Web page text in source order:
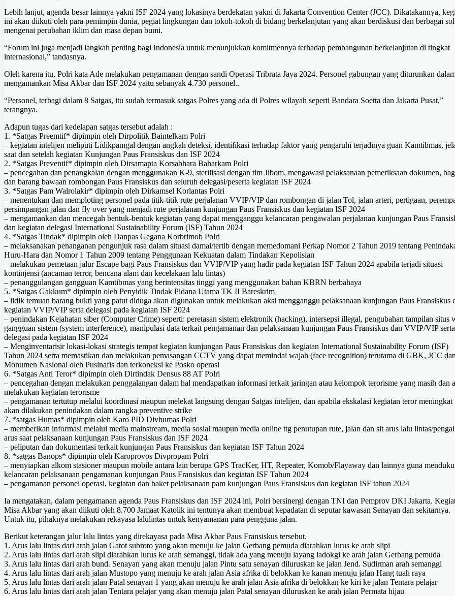
Lebih lanjut, agenda besar lainnya yakni ISF 2024 yang lokasinya berdekatan yakni di Jakarta Convention Center (JCC). Dikatakannya,
ini akan diikuti oleh para pemimpin dunia, pegiat lingkungan dan tokoh-tokoh di bidang berkelanjutan yang akan berdiskusi dan berbagai
mengenai perubahan iklim dan masa depan bumi.
“Forum ini juga menjadi langkah penting bagi Indonesia untuk menunjukkan komitmennya terhadap pembangunan berkelanjutan di tingkat
internasional,” tandasnya.
Oleh karena itu, Polri kata Ade melakukan pengamanan dengan sandi Operasi Tribrata Jaya 2024. Personel gabungan yang diturunkan
mengamankan Misa Akbar dan ISF 2024 yaitu sebanyak 4.730 personel..
“Personel, terbagi dalam 8 Satgas, itu sudah termasuk satgas Polres yang ada di Polres wilayah seperti Bandara Soetta dan Jakarta Pusat,”
terangnya.
Adapun tugas dari kedelapan satgas tersebut adalah :
1. *Satgas Preemtif* dipimpin oleh Dirpolitik Baintelkam Polri
– kegiatan intelijen meliputi Lidikpamgal dengan angkah deteksi, identifikasi terhadap faktor yang pengaruhi terjadinya guan Kamtibmas,
saat dan setelah kegiatan Kunjungan Paus Fransiskus dan ISF 2024
2. *Satgas Preventif* dipimpin oleh Dirsamapta Korsabhara Baharkam Polri
– pencegahan dan penangkalan dengan menggunakan K-9, sterilisasi dengan tim Jibom, mengawasi pelaksanaan pemeriksaan dokumen,
dan barang bawaan rombongan Paus Fransiskus dan seluruh delegasi/peserta kegiatan ISF 2024
3. *Satgas Pam Walrolakir* dipimpin oleh Dirkamsel Korlantas Polri
– menentukan dan memploting personel pada titik-titik rute perjalanan VVIP/VIP dan rombongan di jalan Tol, jalan arteri, pertigaan,
persimpangan jalan dan fly over yang menjadi rute perjalanan kunjungan Paus Fransiskus dan kegiatan ISF 2024
– mengamankan dan mencegah bentuk-bentuk kegiatan yang dapat mengganggu kelancaran pengawalan perjalanan kunjungan Paus
dan kegiatan delegasi International Sustainability Forum (ISF) Tahun 2024
4. *Satgas Tindak* dipimpin oleh Danpas Gegana Korbrimob Polri
– melaksanakan penanganan pengunjuk rasa dalam situasi damai/tertib dengan memedomani Perkap Nomor 2 Tahun 2019 tentang
Huru-Hara dan Nomor 1 Tahun 2009 tentang Penggunaan Kekuatan dalam Tindakan Kepolisian
– melakukan pemetaan jalur Escape bagi Paus Fransiskus dan VVIP/VIP yang hadir pada kegiatan ISF Tahun 2024 apabila terjadi situasi
kontinjensi (ancaman terror, bencana alam dan kecelakaan lalu lintas)
– penanggulangan gangguan Kamtibmas yang berintensitas tinggi yang menggunakan bahan KBRN berbahaya
5. *Satgas Gakkum* dipimpin oleh Penyidik Tindak Pidana Utama TK II Bareskrim
– lidik temuan barang bukti yang patut diduga akan digunakan untuk melakukan aksi mengganggu pelaksanaan kunjungan Paus Fransiskus
kegiatan VVIP/VIP serta delegasi pada kegiatan ISF 2024
– penindakan Kejahatan siber (Computer Crime) seperti: peretasan sistem elektronik (hacking), intersepsi illegal, pengubahan tampilan situs
gangguan sistem (system interference), manipulasi data terkait pengamanan dan pelaksanaan kunjungan Paus Fransiskus dan VVIP/VIP serta
delegasi pada kegiatan ISF 2024
– Menginventarisir lokasi-lokasi strategis tempat kegiatan kunjungan Paus Fransiskus dan kegiatan International Sustainability Forum (ISF)
Tahun 2024 serta memastikan dan melakukan pemasangan CCTV yang dapat memindai wajah (face recognition) terutama di GBK, JCC
Monumen Nasional oleh Pusinafis dan terkoneksi ke Posko operasi
6. *Satgas Anti Teror* dipimpin oleh Dirtindak Densus 88 AT Polri
– pencegahan dengan melakukan penggalangan dalam hal mendapatkan informasi terkait jaringan atau kelompok terorisme yang masih dan
melakukan kegiatan terorisme
– pengamanan tertutup melalui koordinasi maupun melekat langsung dengan Satgas intelijen, dan apabila ekskalasi kegiatan teror meningkat
akan dilakukan penindakan dalam rangka preventive strike
7. *satgas Humas* dipimpin oleh Karo PID Divhumas Polri
– memberikan informasi melalui media mainstream, media sosial maupun media online ttg penutupan rute, jalan dan sit arus lalu lintas/
arus saat pelaksanaan kunjungan Paus Fransiskus dan ISF 2024
– peliputan dan dokumentasi terkait kunjungan Paus Fransiskus dan kegiatan ISF Tahun 2024
8. *satgas Banops* dipimpin oleh Karoprovos Divpropam Polri
– menyiapkan alkom stasioner maupun mobile antara lain berupa GPS TracKer, HT, Repeater, Komob/Flayaway dan lainnya guna
kelancaran pelaksanaan pengamanan kunjungan Paus Fransiskus dan kegiatan ISF Tahun 2024
– pengamanan personel operasi, kegiatan dan baket pelaksanaan pam kunjungan Paus Fransiskus dan kegiatan ISF tahun 2024
Ia mengatakan, dalam pengamanan agenda Paus Fransiskus dan ISF 2024 ini, Polri bersinergi dengan TNI dan Pemprov DKI Jakarta.
Misa Akbar yang akan diikuti oleh 8.700 Jamaat Katolik ini tentunya akan membuat kepadatan di seputar kawasan Senayan dan sekitarnya.
Untuk itu, pihaknya melakukan rekayasa lalulintas untuk kenyamanan para pengguna jalan.
Berikut keterangan jalur lalu lintas yang direkayasa pada Misa Akbar Paus Fransiskus tersebut.
1. Arus lalu lintas dari arah jalan Gatot subroto yang akan menuju ke jalan Gerbang pemuda diarahkan lurus ke arah slipi
2. Arus lalu lintas dari arah slipi diarahkan lurus ke arah semanggi, tidak ada yang menuju layang ladokgi ke arah jalan Gerbang pemuda
3. Arus lalu lintas dari arah bund. Senayan yang akan menuju jalan Pintu satu senayan diluruskan ke jalan Jend. Sudirman arah semanggi
4. Arus lalu lintas dari arah jalan Mustopo yang menuju ke arah jalan Asia afrika di belokkan ke kanan menuju jalan Hang tuah raya
5. Arus lalu lintas dari arah jalan Patal senayan 1 yang akan menuju ke arah jalan Asia afrika di belokkan ke kiri ke jalan Tentara pelajar
6. Arus lalu lintas dari arah jalan Tentara pelajar yang akan menuju jalan Patal senayan diluruskan ke arah jalan Permata hijau